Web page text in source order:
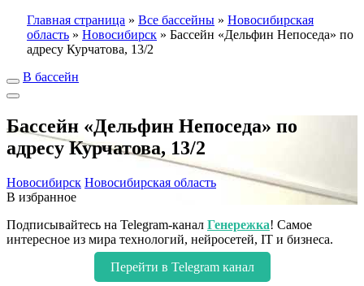
Главная страница » Все бассейны » Новосибирская
область » Новосибирск » Бассейн «Дельфин Непоседа» по
адресу Курчатова, 13/2
В бассейн
Бассейн «Дельфин Непоседа» по
адресу Курчатова, 13/2
Новосибирск Новосибирская область
В избранное
Подписывайтесь на Telegram-канал Генережка! Самое
интересное из мира технологий, нейросетей, IT и бизнеса.
Перейти в Telegram канал